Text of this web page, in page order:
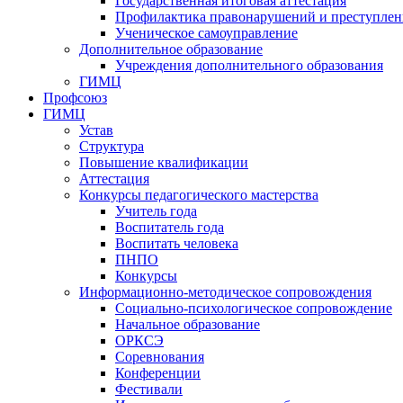
Профилактика правонарушений и
Ученическое самоуправление
Дополнительное образование
Учреждения дополнительного образования
ГИМЦ
Профсоюз
ГИМЦ
Устав
Структура
Повышение квалификации
Аттестация
Конкурсы педагогического мастерства
Учитель года
Воспитатель года
Воспитать человека
ПНПО
Конкурсы
Информационно-методическое сопровождения
Социально-психологическое сопровождение
Начальное образование
ОРКСЭ
Соревнования
Конференции
Фестивали